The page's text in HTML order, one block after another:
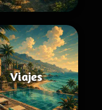
Viajes